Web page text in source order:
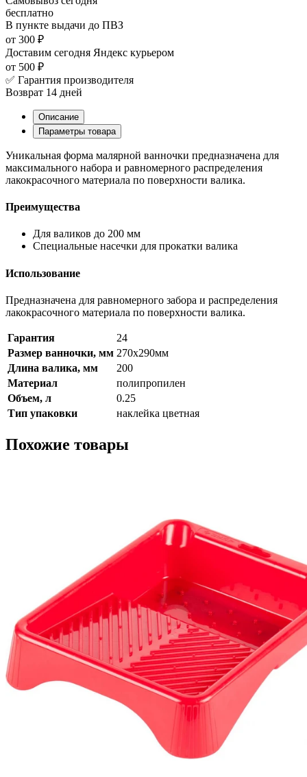
бесплатно
В пункте выдачи до ПВЗ
от 300 ₽
Доставим сегодня Яндекс курьером
от 500 ₽
✅ Гарантия производителя
Возврат 14 дней
Описание
Параметры товара
Уникальная форма малярной ванночки предназначена для
максимального набора и равномерного распределения
лакокрасочного материала по поверхности валика.
Преимущества
Для валиков до 200 мм
Специальные насечки для прокатки валика
Использование
Предназначена для равномерного забора и распределения
лакокрасочного материала по поверхности валика.
Гарантия
24
Размер ванночки, мм 270х290мм
Длина валика, мм
200
Материал
полипропилен
Объем, л
0.25
Тип упаковки
наклейка цветная
Похожие товары